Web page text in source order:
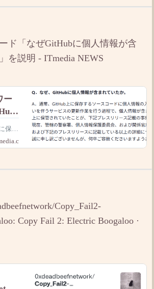
。
ド「なぜGitHubに個人情報が含
を説明 - ITmedia NEWS
ー
含
保存
に個
い」
Copy_Fail2-
Copy Fail 2: Electric Boogaloo ·